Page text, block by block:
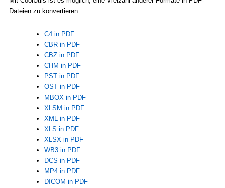
Dateien zu konvertieren:
C4 in PDF
CBR in PDF
CBZ in PDF
CHM in PDF
PST in PDF
OST in PDF
MBOX in PDF
XLSM in PDF
XML in PDF
XLS in PDF
XLSX in PDF
WB3 in PDF
DCS in PDF
MP4 in PDF
DICOM in PDF